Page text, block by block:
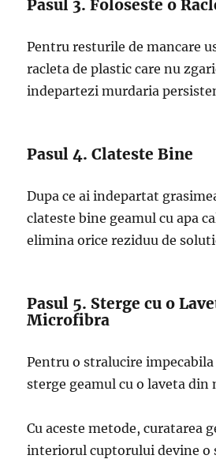
Pasul 3. Foloseste o
Pentru resturile de mancare
racleta de plastic care nu
indepartezi murdaria
Pasul 4. Clateste Bine
Dupa ce ai indepartat
clateste bine geamul cu apa
elimina orice reziduu de
Pasul 5. Sterge cu o
Microfibra
Pentru o stralucire
sterge geamul cu o laveta din
Cu aceste metode, curatarea
interiorul cuptorului devine o